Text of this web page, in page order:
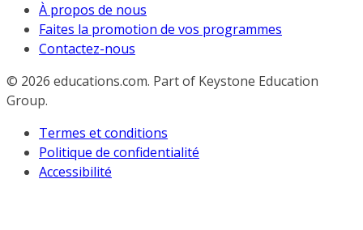
À propos de nous
Faites la promotion de vos programmes
Contactez-nous
© 2026 educations.com. Part of Keystone Education
Group.
Termes et conditions
Politique de confidentialité
Accessibilité